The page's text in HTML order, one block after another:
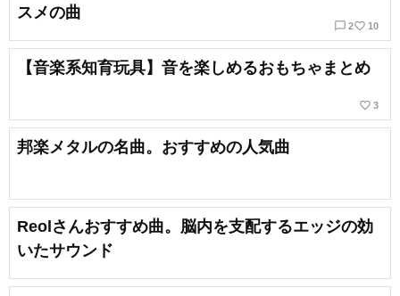
スメの曲
chat_bubble_outline 2favorite_border 10
【音楽系知育玩具】音を楽しめるおもちゃまとめ
favorite_border 3
邦楽メタルの名曲。おすすめの人気曲
Reolさんおすすめ曲。脳内を支配するエッジの効
いたサウンド